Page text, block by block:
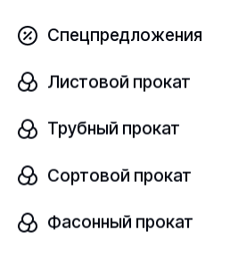
Спецпредложения
Листовой прокат
Трубный прокат
Сортовой прокат
Фасонный прокат
предприятие, осуществляющее
а также трубопроводной
осуществляем деятельность
смеси из кремния
принятому стандартуТУ . Также